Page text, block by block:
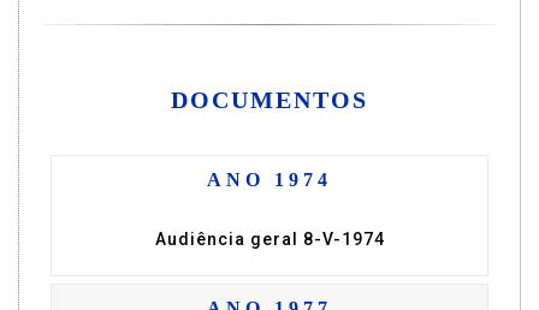
DOCUMENTOS
ANO 1974
Audiência geral 8-V-1974